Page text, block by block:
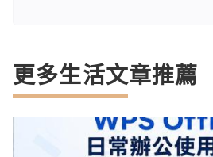
更多生活文章推薦